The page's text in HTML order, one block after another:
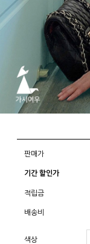
판매가
기간 할인가
적립금
배송비
색상